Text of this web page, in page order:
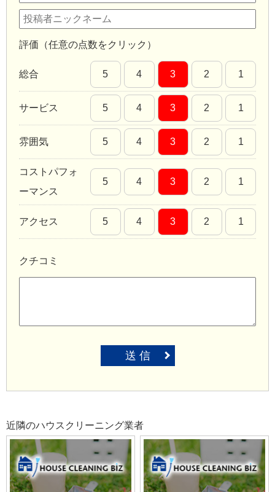
評価（任意の点数をクリック）
総合 5 4 3 2 1
サービス 5 4 3 2 1
雰囲気 5 4 3 2 1
コストパフォ
ーマンス
5 4 3 2 1
アクセス 5 4 3 2 1
クチコミ
送 信
近隣のハウスクリーニング業者